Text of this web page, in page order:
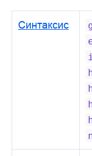
Синтаксис